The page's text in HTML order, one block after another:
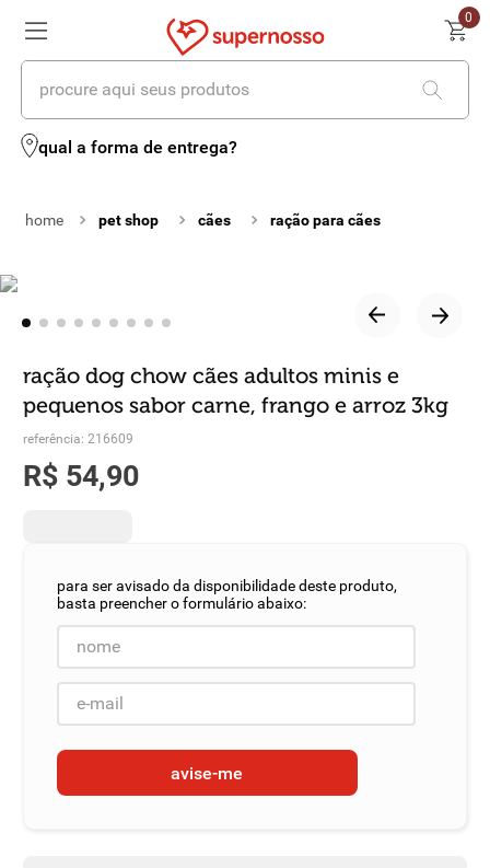
0
procure aqui seus produtos
qual a forma de entrega?
pet shop cães ração para cães
ração dog chow cães adultos minis e
pequenos sabor carne, frango e arroz 3kg
referência: 216609
R$ 54,90
avise-me
termos mais buscados
2º leite
º iogurte
º queijo
6º vinhos
7
10º chocolate